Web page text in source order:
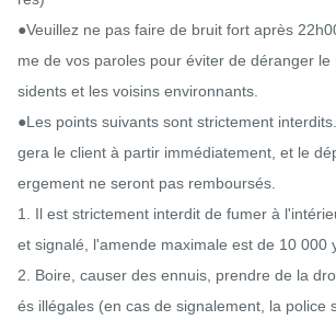
●Veuillez ne pas faire de bruit fort après
me de vos paroles pour éviter de déranger
sidents et les voisins environnants.
●Les points suivants sont strictement
gera le client à partir immédiatement, et le
ergement ne seront pas remboursés.
1. Il est strictement interdit de fumer à
et signalé, l'amende maximale est de 10 000
2. Boire, causer des ennuis, prendre de la
és illégales (en cas de signalement, la police